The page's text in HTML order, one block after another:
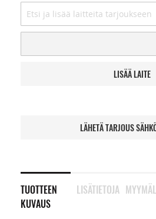
LISÄÄ LAITE
LÄHETÄ TARJOUS
TUOTTEEN
KUVAUS
LISÄTIETOJA